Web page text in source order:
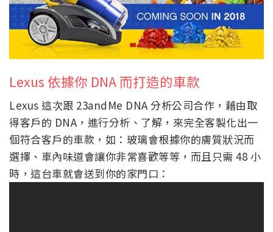
Lexus 依據你 DNA 而打造的車款
Lexus 這次跟 23andMe DNA 分析公司合作，藉由取
得客戶的 DNA，進行分析、了解，來完全客製化出一
個符合客戶的車款，如：玻璃會根據你的膚質狀況而
選擇、車內味道會讓你非常喜歡等等，而且只需 48 小
時，這台車就會送到你的家門口：